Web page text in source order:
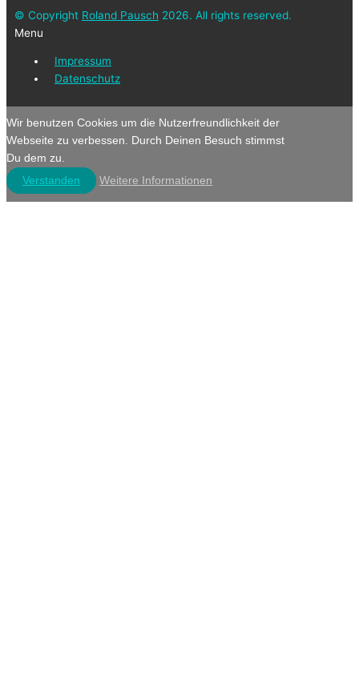
© Copyright Roland Pausch 2026. All rights reserved.
Menu
Impressum
Datenschutz
Wir benutzen Cookies um die Nutzerfreundlichkeit der
Webseite zu verbessen. Durch Deinen Besuch stimmst
Du dem zu.
Verstanden
Weitere Informationen